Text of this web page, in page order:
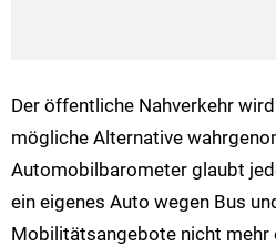
Der öffentliche Nahverkehr
mögliche Alternative
Automobilbarometer glaubt
ein eigenes Auto wegen Bus
Mobilitätsangebote nicht mehr